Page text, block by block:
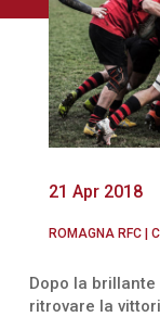
21 Apr 2018
ROMAGNA RFC|
Dopo la
ritrovare la